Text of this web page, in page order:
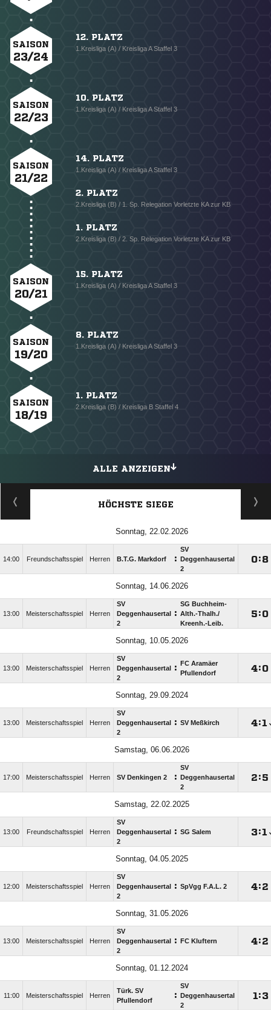
SAISON
23/24
12. PLATZ
1.Kreisliga (A) / Kreisliga A Staffel 3
SAISON
22/23
10. PLATZ
1.Kreisliga (A) / Kreisliga A Staffel 3
SAISON
21/22
14. PLATZ
1.Kreisliga (A) / Kreisliga A Staffel 3
2. PLATZ
2.Kreisliga (B) / 1. Sp. Relegation Vorletzte KA zur KB
1. PLATZ
2.Kreisliga (B) / 2. Sp. Relegation Vorletzte KA zur KB
SAISON
20/21
15. PLATZ
1.Kreisliga (A) / Kreisliga A Staffel 3
SAISON
19/20
8. PLATZ
1.Kreisliga (A) / Kreisliga A Staffel 3
SAISON
18/19
1. PLATZ
2.Kreisliga (B) / Kreisliga B Staffel 4
ALLE ANZEIGEN
HÖCHSTE SIEGE
Sonntag, 22.02.2026
14:00 Freundschaftsspiel Herren B.T.G. Markdorf :
SV
Deggenhausertal
2
:
Sonntag, 14.06.2026
13:00 Meisterschaftsspiel Herren
SV
Deggenhausertal
2
:
SG Buchheim-
Alth.-Thalh./​
Kreenh.-Leib.
:
Sonntag, 10.05.2026
13:00 Meisterschaftsspiel Herren
SV
Deggenhausertal
2
:
FC Aramäer
Pfullendorf
:
Sonntag, 29.09.2024
13:00 Meisterschaftsspiel Herren
SV
Deggenhausertal
2
: SV Meßkirch :
Samstag, 06.06.2026
17:00 Meisterschaftsspiel Herren SV Denkingen 2 :
SV
Deggenhausertal
2
:
Samstag, 22.02.2025
13:00 Freundschaftsspiel Herren
SV
Deggenhausertal
2
: SG Salem :
Sonntag, 04.05.2025
12:00 Meisterschaftsspiel Herren
SV
Deggenhausertal
2
: SpVgg F.A.L. 2 :
Sonntag, 31.05.2026
13:00 Meisterschaftsspiel Herren
SV
Deggenhausertal
2
: FC Kluftern :
Sonntag, 01.12.2024
11:00 Meisterschaftsspiel Herren
Türk. SV
Pfullendorf
:
SV
Deggenhausertal
2
: